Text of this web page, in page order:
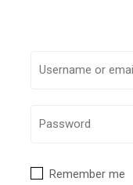
Remember me